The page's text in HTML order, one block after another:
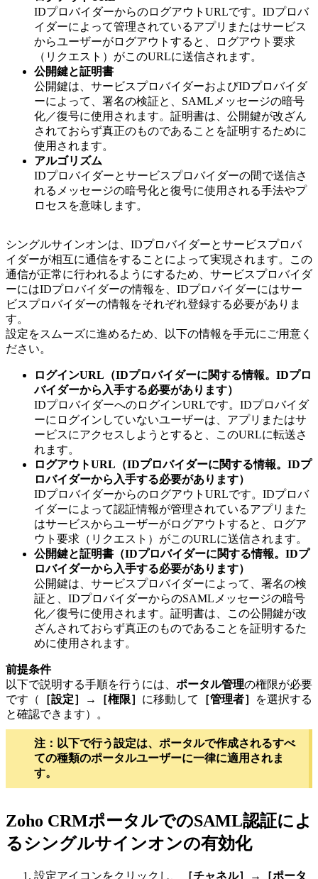
IDプロバイダーからのログアウトURLです。IDプロバ
イダーによって管理されているアプリまたはサービス
からユーザーがログアウトすると、ログアウト要求
（リクエスト）がこのURLに送信されます。
公開鍵と証明書
公開鍵は、サービスプロバイダーおよびIDプロバイダ
ーによって、署名の検証と、SAMLメッセージの暗号
化／復号に使用されます。証明書は、公開鍵が改ざん
されておらず真正のものであることを証明するために
使用されます。
アルゴリズム
IDプロバイダーとサービスプロバイダーの間で送信さ
れるメッセージの暗号化と復号に使用される手法やプ
ロセスを意味します。
シングルサインオンは、IDプロバイダーとサービスプロバ
イダーが相互に通信をすることによって実現されます。この
通信が正常に行われるようにするため、サービスプロバイダ
ーにはIDプロバイダーの情報を、IDプロバイダーにはサー
ビスプロバイダーの情報をそれぞれ登録する必要がありま
す。
設定をスムーズに進めるため、以下の情報を手元にご用意く
ださい。
ログインURL（IDプロバイダーに関する情報。IDプロ
バイダーから入手する必要があります）
IDプロバイダーへのログインURLです。IDプロバイダ
ーにログインしていないユーザーは、アプリまたはサ
ービスにアクセスしようとすると、このURLに転送さ
れます。
ログアウトURL（IDプロバイダーに関する情報。IDプ
ロバイダーから入手する必要があります）
IDプロバイダーからのログアウトURLです。IDプロバ
イダーによって認証情報が管理されているアプリまた
はサービスからユーザーがログアウトすると、ログア
ウト要求（リクエスト）がこのURLに送信されます。
公開鍵と証明書（IDプロバイダーに関する情報。IDプ
ロバイダーから入手する必要があります）
公開鍵は、サービスプロバイダーによって、署名の検
証と、IDプロバイダーからのSAMLメッセージの暗号
化／復号に使用されます。証明書は、この公開鍵が改
ざんされておらず真正のものであることを証明するた
めに使用されます。
前提条件
以下で説明する手順を行うには、 ポータル管理の権限が必要
です（
［設定］→［権限］ に移動して ［管理者］
を選択する
と確認できます）。
注：以下で行う設定は、ポータルで作成されるすべ
ての種類のポータルユーザーに一律に適用されま
す。
Zoho CRMポータルでのSAML認証によ
るシングルサインオンの有効化
設定アイコンをクリックし、 ［チャネル］→［ポータ